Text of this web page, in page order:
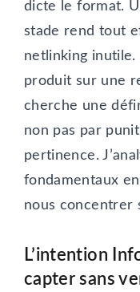
dicte le format.
stade rend tout
netlinking inutile.
produit sur une
cherche une
non pas par
pertinence.
fondamentaux
nous concentrer
L’intention
capter sans